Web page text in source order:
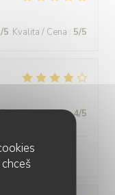
/5 Kvalita / Cena : 5/5
/5 Kvalita / Cena:4/5